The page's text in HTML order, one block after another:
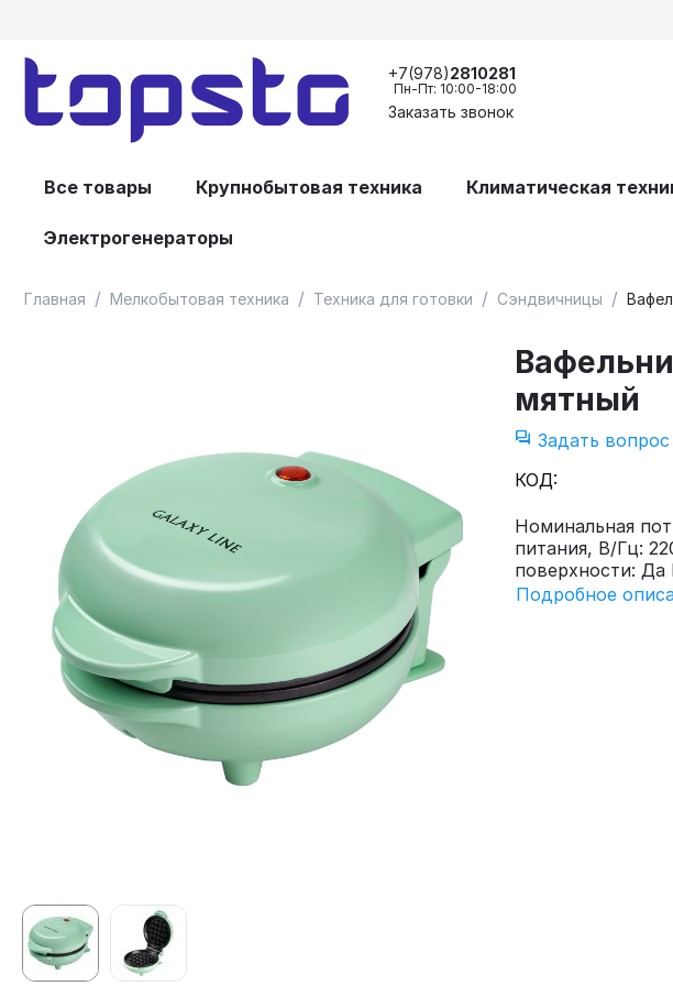
+7(978)2810281
Пн-Пт: 10:00-18:00
Заказать звонок
Все товары Крупнобытовая техника Климатическая
Электрогенераторы
Главная / Мелкобытовая техника / Техника для готовки / Сэндвичницы /
мятный
Задать вопрос
КОД:
Номинальная
питания, В/Гц:
поверхности: Да
Подробное